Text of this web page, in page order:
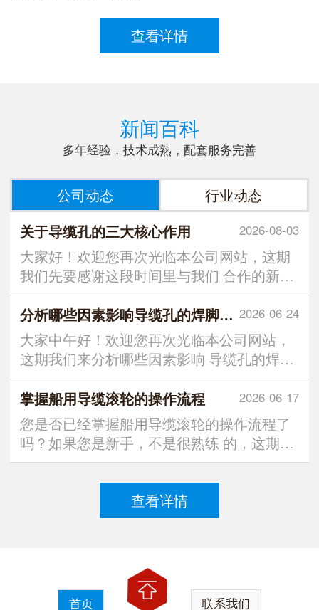
查看详情
新闻百科
多年经验，技术成熟，配套服务完善
公司动态 行业动态
2026-08-03
关于导缆孔的三大核心作用
大家好！欢迎您再次光临本公司网站，这期
我们先要感谢这段时间里与我们 合作的新朋
友们，我们泰州市万里船舶机械制造有限公
司将为您提供优质的 产品和服务。 下面我们
就给大家讲讲关于导缆孔的三大核心作用，
希望都能够对它有进一 步的了解。 先是导向
约束，精准限定缆绳的运动轨迹，确保缆绳
从绞车、缆桩等设备延
2026-06-24
分析哪些因素影响导缆孔的焊脚尺寸
大家中午好！欢迎您再次光临本公司网站，
这期我们来分析哪些因素影响 导缆孔的焊脚
尺寸？ 我们需要清楚导缆孔是船舶或海上设
施中用于固定和导向缆绳的重要部件， 其焊
脚大小直接关系到结构的稳定性和安全性。
因此，在选择导缆孔焊脚 尺寸时，需要充分
考虑多种因素，以确保焊接质量和结构安
2026-06-17
掌握船用导缆滚轮的操作流程
您是否已经掌握船用导缆滚轮的操作流程了
吗？如果您是新手，不是很熟练 的，这期就
可以跟着我们泰州市万里船舶机械制造有限
公司来了解下。 其实，这个方面的操作流程
可分为四个阶段：准备、执行、监控和收
尾。 在准备阶段，操作人员需检查导缆滚轮
查看详情
首页 联系我们